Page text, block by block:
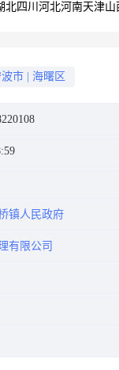
北四川 河北河南天津山
波市 海曙区
镇人民政府
有限公司